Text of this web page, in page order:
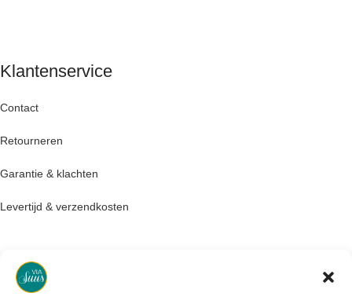
Klantenservice
Contact
Retourneren
Garantie & klachten
Levertijd & verzendkosten